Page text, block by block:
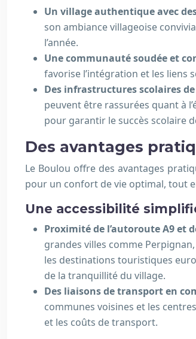
Un village authentique avec
son ambiance villageoise
l’année.
Une communauté soudée et
favorise l’intégration et les liens
Des infrastructures scolaires
peuvent être rassurées quant à
pour garantir le succès scolaire
Des avantages
Le Boulou offre des avantages
pour un confort de vie optimal, tout
Une accessibilité
Proximité de l’autoroute A9 et
grandes villes comme
les destinations touristiques
de la tranquillité du village.
Des liaisons de transport en
communes voisines et les
et les coûts de transport.